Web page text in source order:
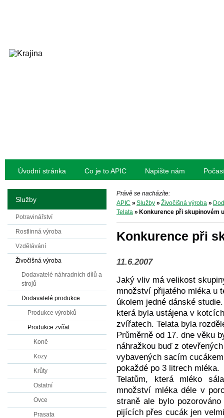
Úvodní stránka Co je to APIC Napište nám
Právě se nacházíte:
APIC » Služby » Živočišná výroba »
Telata » Konkurence při skupinovém
Konkurence při
11.6.2007
Jaký vliv má velikost
množství přijatého mléka u
úkolem jedné dánské
která byla ustájena v
zvířatech. Telata byla
Průměrně od 17. dne věku
náhražkou buď z
vybavených sacím
pokaždé po 3 litrech mléka.
Telatům, která mléko
množství mléka déle v
straně ale bylo
pijících přes cucák jen
Služby
Potravinářství
Rostlinná výroba
Vzdělávání
Živočišná výroba
Dodavatelé náhradních dílů a
strojů
Dodavatelé produkce
Produkce výrobků
Produkce zvířat
Koně
Kozy
Krůty
Ostatní
Ovce
Prasata